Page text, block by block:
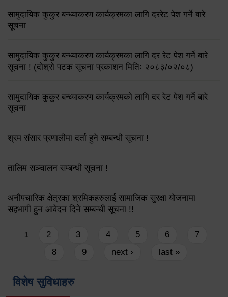
सामुदायिक कुकुर बन्ध्याकरण कार्यक्रमका लागि दररेट पेश गर्ने बारे
सूचना
सामुदायिक कुकुर बन्ध्याकरण कार्यक्रमका लागि दर रेट पेश गर्ने बारे
सूचना ! (दोश्रो पटक सूचना प्रकाशन मितिः २०८३/०२/०८)
सामुदायिक कुकुर बन्ध्याकरण कार्यक्रमको लागि दर रेट पेश गर्ने बारे
सूचना
श्रम संसार प्रणालीमा दर्ता हुने सम्बन्धी सूचना !
तालिम सञ्चालन सम्बन्धी सूचना !
अनौपचारिक क्षेत्रका श्रमिकहरुलाई सामाजिक सुरक्षा योजनामा
सहभागी हुन आवेदन दिने सम्बन्धी सूचना !!
Pages
1 2 3 4 5 6
7
8
9 next › last »
विशेष सुविधाहरु